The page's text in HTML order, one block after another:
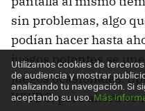
sin problemas, algo
podían hacer hasta
juegos potentes se
juegos ocasionales.
WWDC, pero ahora
Utilizamos cookies de
de audiencia y mostrar
analizando tu navegación. Si
aceptando su uso.Más